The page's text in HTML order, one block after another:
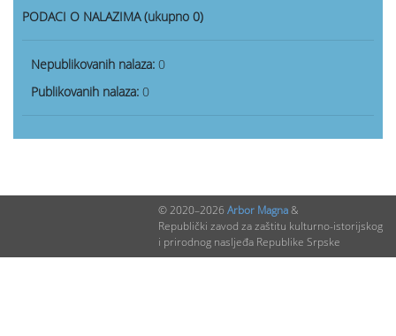
PODACI O NALAZIMA (ukupno 0)
Nepublikovanih nalaza: 0
Publikovanih nalaza: 0
© 2020–2026 Arbor Magna&
Republički zavod za zaštitu kulturno-istorijskog
i prirodnog nasljeđa Republike Srpske